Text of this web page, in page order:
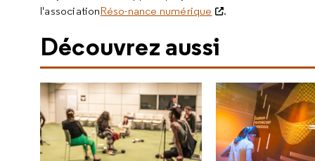
l'associationRéso-nance numérique .
Découvrez aussi